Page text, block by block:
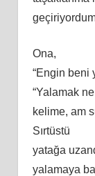
Ona,
“Engin beni
“Yalamak ne
kelime, am
Sırtüstü
yatağa
yalamaya